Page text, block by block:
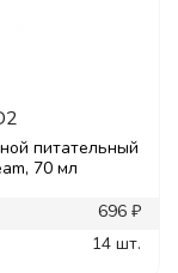
питательный
70 мл
696 ₽
14 шт.